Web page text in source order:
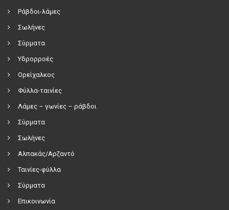
Ράβδοι-λάμες
Σωλήνες
Σύρματα
Υδρορροές
Ορείχαλκος
Φύλλα-ταινίες
Λάμες – γωνίες – ράβδοι
Σύρματα
Σωλήνες
Αλπακάς/Αρζαντό
Ταινίες-φύλλα
Σύρματα
Επικοινωνία